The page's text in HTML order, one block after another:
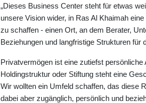
„Dieses Business Center steht für etwas
unsere Vision wider, in Ras Al Khaimah
zu schaffen - einen Ort, an dem Berater,
Beziehungen und langfristige Strukturen für
Privatvermögen ist eine zutiefst
Holdingstruktur oder Stiftung steht eine
Wir wollten ein Umfeld schaffen, das diese
dabei aber zugänglich, persönlich und